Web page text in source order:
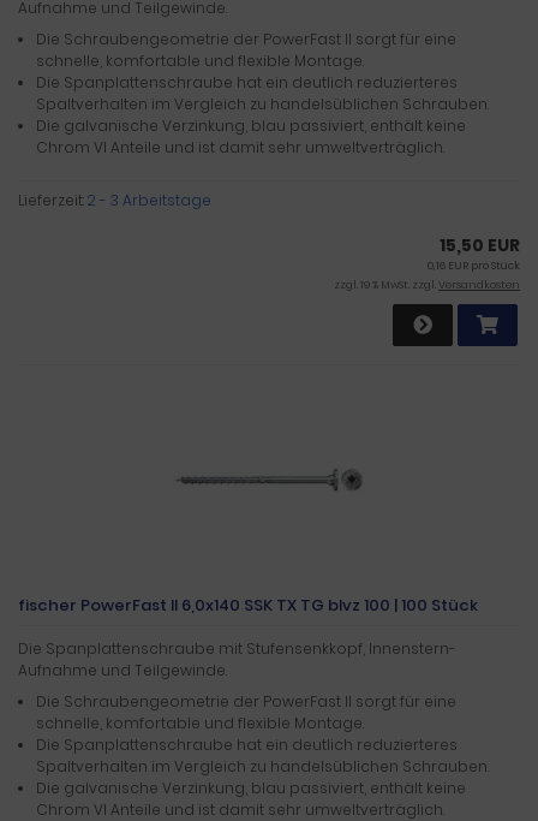
Aufnahme und Teilgewinde.
Die Schraubengeometrie der PowerFast II sorgt für eine
schnelle, komfortable und flexible Montage.
Die Spanplattenschraube hat ein deutlich reduzierteres
Spaltverhalten im Vergleich zu handelsüblichen Schrauben.
Die galvanische Verzinkung, blau passiviert, enthält keine
Chrom VI Anteile und ist damit sehr umweltverträglich.
Lieferzeit:2 - 3 Arbeitstage
15,50 EUR
0,16 EUR pro Stück
zzgl. 19 % MwSt. zzgl.Versandkosten
fischer PowerFast II 6,0x140 SSK TX TG blvz 100 | 100 Stück
Die Spanplattenschraube mit Stufensenkkopf, Innenstern-
Aufnahme und Teilgewinde.
Die Schraubengeometrie der PowerFast II sorgt für eine
schnelle, komfortable und flexible Montage.
Die Spanplattenschraube hat ein deutlich reduzierteres
Spaltverhalten im Vergleich zu handelsüblichen Schrauben.
Die galvanische Verzinkung, blau passiviert, enthält keine
Chrom VI Anteile und ist damit sehr umweltverträglich.